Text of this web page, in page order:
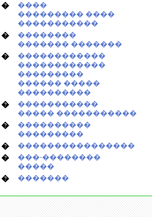
�
����
��������� ����
�����������
�
��������
������� �������
�
������������
������������
���������
������ �����
����������
�
�����������
����� �����������
�
����������
���������
� ����������������
�
���-��������
�����
� �������